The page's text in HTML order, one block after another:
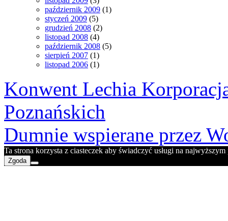
październik 2009 (1)
styczeń 2009 (5)
grudzień 2008 (2)
listopad 2008 (4)
październik 2008 (5)
sierpień 2007 (1)
listopad 2006 (1)
Konwent Lechia
Poznańskich
Dumnie wspierane przez
Ta strona korzysta z ciasteczek aby świadczyć usługi na
Zgoda